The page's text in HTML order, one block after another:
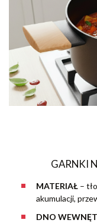
GARNKI
MATERIAŁ –
akumulacji,
DNO